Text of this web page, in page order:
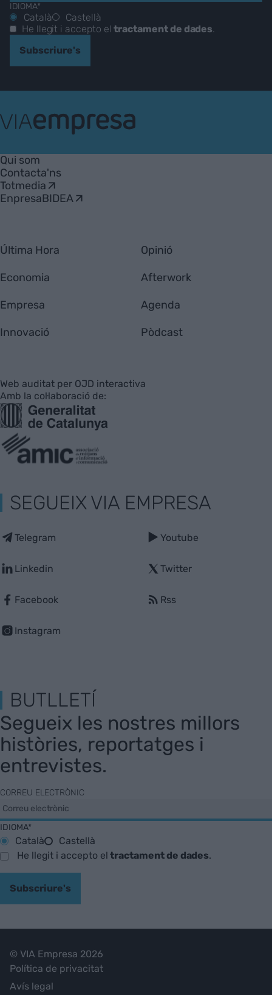
IDIOMA*
Català
Castellà
He llegit i accepto eltractament de dades
Subscriure's
Empresa
Qui som
Contacta'ns
Totmedia
EnpresaBIDEA
Última Hora
Economia
Empresa
Innovació
Opinió
Afterwork
Agenda
Pòdcast
Web auditat per OJD interactiva
Amb la col·laboració de:
SEGUEIX VIA EMPRESA
Telegram
Linkedin
Facebook
Instagram
Youtube
Twitter
Rss
BUTLLETÍ
Segueix les nostres millors
històries, reportatges i
entrevistes.
CORREU ELECTRÒNIC
IDIOMA*
Català
Castellà
He llegit i accepto eltractament de dades.
Subscriure's
© VIA Empresa 2026
Política de privacitat
Avís legal